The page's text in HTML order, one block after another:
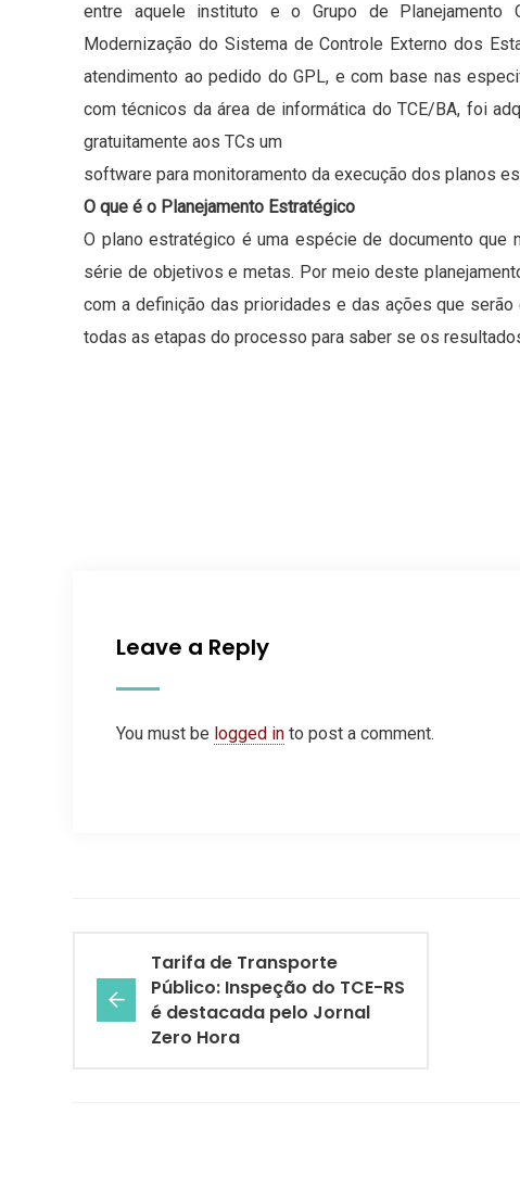
entre aquele instituto e o Grupo de Planejamento
Modernização do Sistema de Controle Externo dos
atendimento ao pedido do GPL, e com base nas
com técnicos da área de informática do TCE/BA, foi
gratuitamente aos TCs um
software para monitoramento da execução dos planos
O que é o Planejamento Estratégico
O plano estratégico é uma espécie de documento que
série de objetivos e metas. Por meio deste
com a definição das prioridades e das ações que
todas as etapas do processo para saber se os
Leave a Reply
You must be logged in to post a comment.
Tarifa de Transporte
Público: Inspeção do TCE-RS
é destacada pelo Jornal
Zero Hora